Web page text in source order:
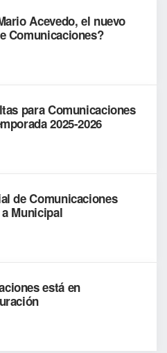
Acevedo, el nuevo
Comunicaciones?
para Comunicaciones
2025-2026
de Comunicaciones
Municipal
está en